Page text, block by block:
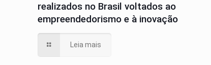
realizados no Brasil voltados ao
empreendedorismo e à inovação
Leia mais